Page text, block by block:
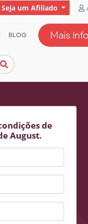
Seja um Afiliado
BLOG Mais
de
August.